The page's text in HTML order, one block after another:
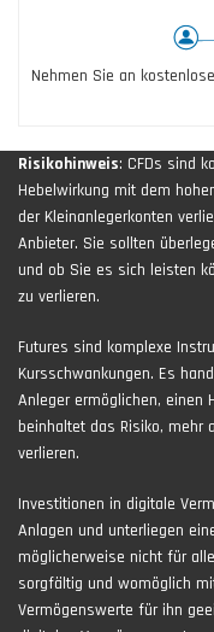
Nehmen Sie an
Risikohinweis: CFDs sind
Hebelwirkung mit dem
der Kleinanlegerkonten
Anbieter. Sie sollten
und ob Sie es sich leisten
zu verlieren.
Futures sind komplexe
Kursschwankungen. Es
Anleger ermöglichen, einen
beinhaltet das Risiko, mehr
verlieren.
Investitionen in digitale
Anlagen und unterliegen
möglicherweise nicht für
sorgfältig und womöglich
Vermögenswerte für ihn